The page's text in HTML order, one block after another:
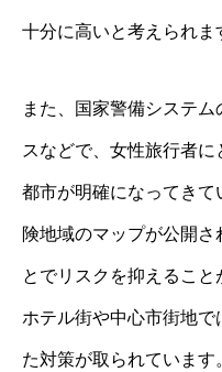
十分に高いと考えられま
また、国家警備システ
スなどで、女性旅行者
都市が明確になってき
険地域のマップが公開
とでリスクを抑えるこ
ホテル街や中心市街地
た対策が取られています